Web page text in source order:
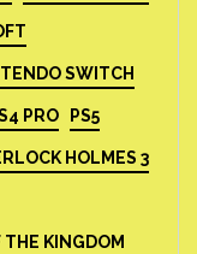
SWITCH
PRO PS5
HOLMES 3
KINGDOM